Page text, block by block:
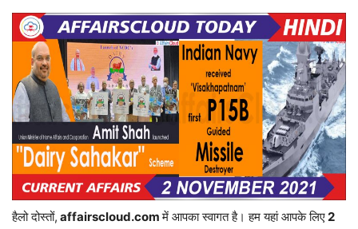
हैलो दोस्तों, affairscloud.comमें आपका स्वागत है। हम यहां आपके लिए2